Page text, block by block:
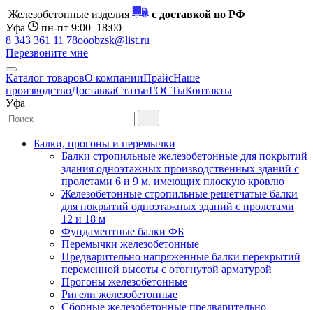
Железобетонные изделия
с доставкой по РФ
Уфа
пн-пт 9:00–18:00
8 343 361 11 78ooobzsk@list.ru
Перезвоните мне
Каталог товаровО компанииПрайсНаше
производствоДоставкаСтатьиГОСТыКонтакты
Уфа
Балки, прогоны и перемычки
Балки стропильные железобетонные для покрытий
здания одноэтажных производственных зданий с
пролетами 6 и 9 м, имеющих плоскую кровлю
Железобетонные стропильные решетчатые балки
для покрытий одноэтажных зданий с пролетами
12 и 18 м
Фундаментные балки ФБ
Перемычки железобетонные
Предварительно напряженные балки перекрытий
переменной высоты с отогнутой арматурой
Прогоны железобетонные
Ригели железобетонные
Сборные железобетонные предварительно